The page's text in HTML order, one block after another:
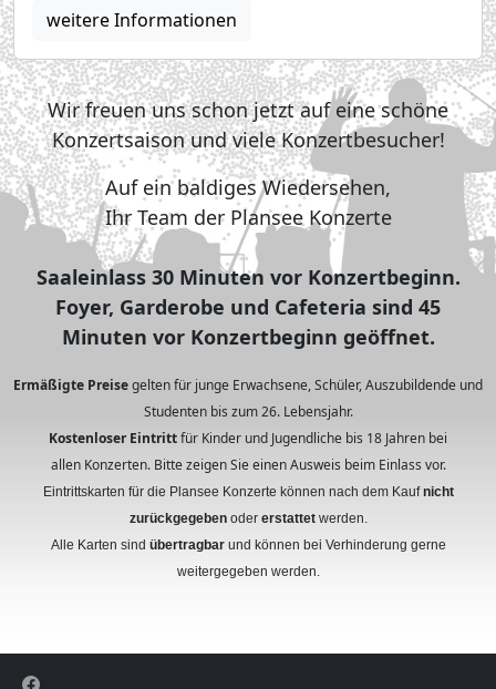
weitere Informationen
Wir freuen uns schon jetzt auf eine schöne
Konzertsaison und viele Konzertbesucher!
Auf ein baldiges Wiedersehen,
Ihr Team der Plansee Konzerte
Saaleinlass 30 Minuten vor Konzertbeginn.
Foyer, Garderobe und Cafeteria sind 45
Minuten vor Konzertbeginn geöffnet.
Ermäßigte Preisegelten für junge Erwachsene, Schüler, Auszubildende und
Studenten bis zum 26. Lebensjahr.
Kostenloser Eintrittfür Kinder und Jugendliche bis 18 Jahren bei
allen Konzerten. Bitte zeigen Sie einen Ausweis beim Einlass vor.
Eintrittskarten für die Plansee Konzerte können nach dem Kaufnicht
zurückgegebenoder erstattetwerden.
Alle Karten sind übertragbarund können bei Verhinderung gerne
weitergegeben werden.